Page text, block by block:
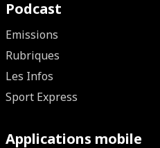
Podcast
Emissions
Rubriques
Les Infos
Sport Express
Applications mobile